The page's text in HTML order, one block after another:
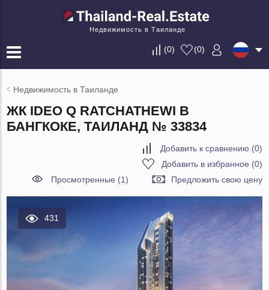
Недвижимость в Таиланде
(0) (0)
Недвижимость в Таиланде
ЖК IDEO Q RATCHATHEWI В
БАНГКОКЕ, ТАИЛАНД № 33834
Добавить к сравнению (0)
Добавить в избранное (0)
Просмотренные (1)
Предложить свою цену
431